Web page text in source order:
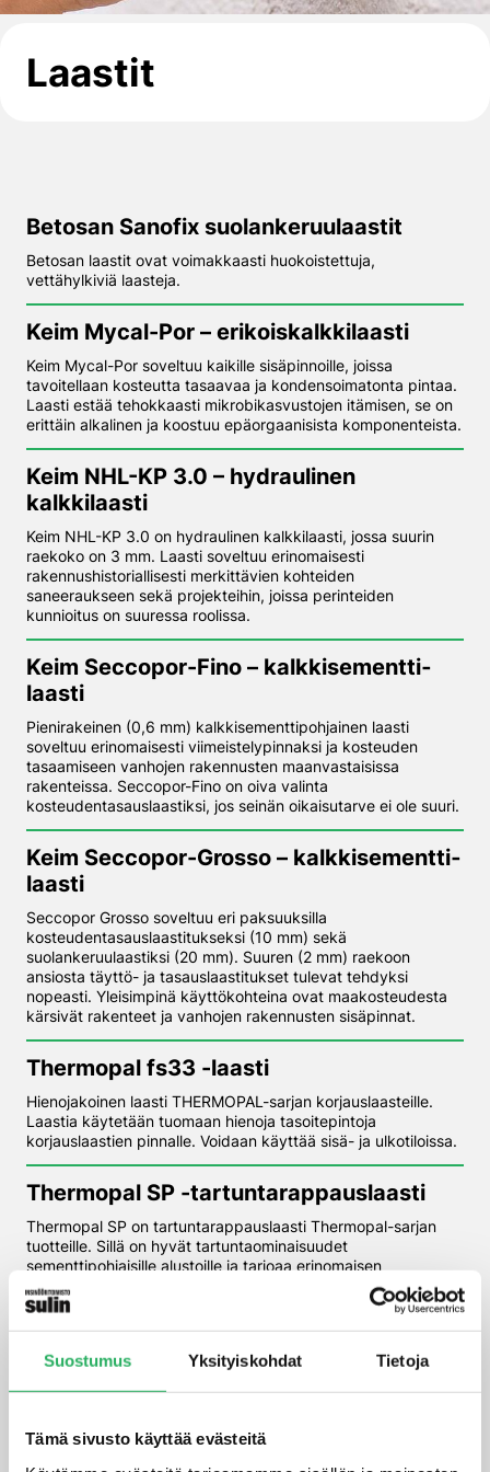
Suostumus Yksityiskohdat Tietoja
Tämä sivusto käyttää evästeitä
Laastit
Betosan Sanofix suolankeruu­laastit
Betosan laastit ovat voimakkaasti huokoistettuja,
vettähylkiviä laasteja.
Keim Mycal-Por – erikoiskalkki­laasti
Keim Mycal-Por soveltuu kaikille sisäpinnoille, joissa
tavoitellaan kosteutta tasaavaa ja kondensoimatonta pintaa.
Laasti estää tehokkaasti mikrobikasvustojen itämisen, se on
erittäin alkalinen ja koostuu epäorgaanisista komponenteista.
Keim NHL-KP 3.0 – hydraulinen
kalkkilaasti
Keim NHL-KP 3.0 on hydraulinen kalkkilaasti, jossa suurin
raekoko on 3 mm. Laasti soveltuu erinomaisesti
rakennushistoriallisesti merkittävien kohteiden
saneeraukseen sekä projekteihin, joissa perinteiden
kunnioitus on suuressa roolissa.
Keim Seccopor-Fino – kalkkisementti­
laasti
Pienirakeinen (0,6 mm) kalkkisementtipohjainen laasti
soveltuu erinomaisesti viimeistelypinnaksi ja kosteuden
tasaamiseen vanhojen rakennusten maanvastaisissa
rakenteissa. Seccopor-Fino on oiva valinta
kosteudentasauslaastiksi, jos seinän oikaisutarve ei ole suuri.
Keim Seccopor-Grosso – kalkkisementti­
laasti
Seccopor Grosso soveltuu eri paksuuksilla
kosteudentasauslaastitukseksi (10 mm) sekä
suolankeruulaastiksi (20 mm). Suuren (2 mm) raekoon
ansiosta täyttö- ja tasauslaastitukset tulevat tehdyksi
nopeasti. Yleisimpinä käyttökohteina ovat maakosteudesta
kärsivät rakenteet ja vanhojen rakennusten sisäpinnat.
Thermopal fs33 -laasti
Hienojakoinen laasti THERMOPAL-sarjan korjauslaasteille.
Laastia käytetään tuomaan hienoja tasoitepintoja
korjauslaastien pinnalle. Voidaan käyttää sisä- ja ulkotiloissa.
Thermopal SP -tartuntarappaus­laasti
Thermopal SP on tartuntarappauslaasti Thermopal-sarjan
tuotteille. Sillä on hyvät tartuntaominaisuudet
sementtipohjaisille alustoille ja tarjoaa erinomaisen
tarttuvuuden seuraavalla laastille, esimerkiksi Thermopal
Ultralle
Thermopal SR24 -korjauslaasti
Nopeasti kovettuva korjauslaasti kriittisissäkin olosuhteissa.
olosuhteissa, voidaan levittää jopa 30 mm kerrospaksuuteen
yhdellä kertaa, suuri ilmamäärä sekoituksessa. Tuotteen